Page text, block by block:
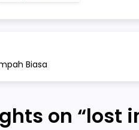
Biasa
on “lost